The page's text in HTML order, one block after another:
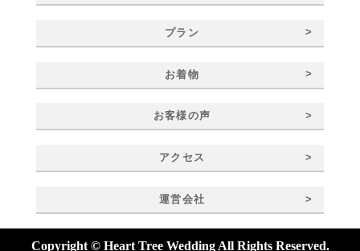
プラン >
お着物 >
お客様の声 >
アクセス >
運営会社 >
Copyright © Heart Tree Wedding All Rights Reserved.